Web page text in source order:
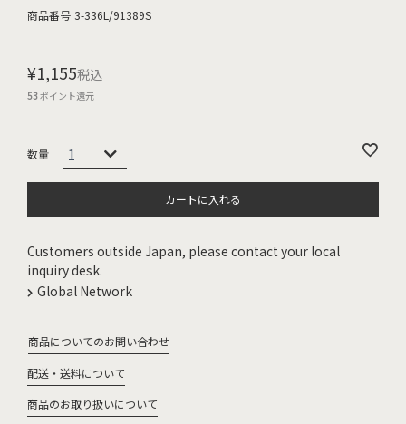
商品番号 3-336L/91389S
¥1,155税込
53ポイント還元
カートに入れる
Customers outside Japan, please contact your local
inquiry desk.
Global Network
商品についてのお問い合わせ
配送・送料について
商品のお取り扱いについて